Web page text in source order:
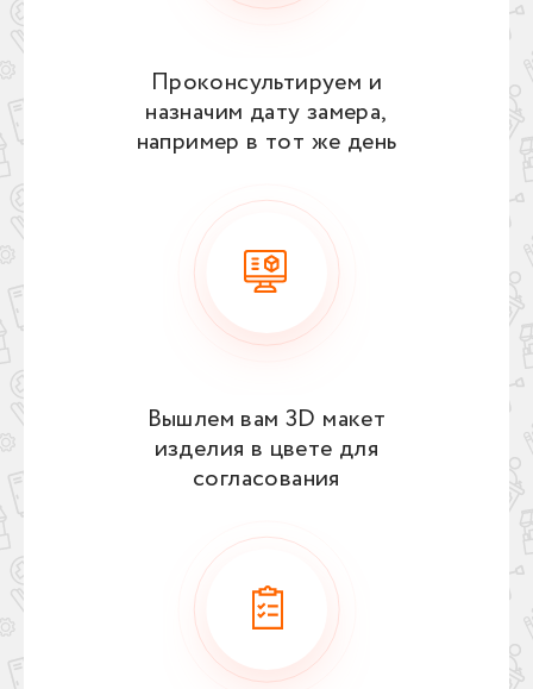
Проконсультируем и
назначим дату замера,
например в тот же день
Вышлем вам 3D макет
изделия в цвете для
согласования